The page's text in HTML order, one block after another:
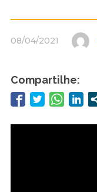
08/04/2021
Compartilhe: